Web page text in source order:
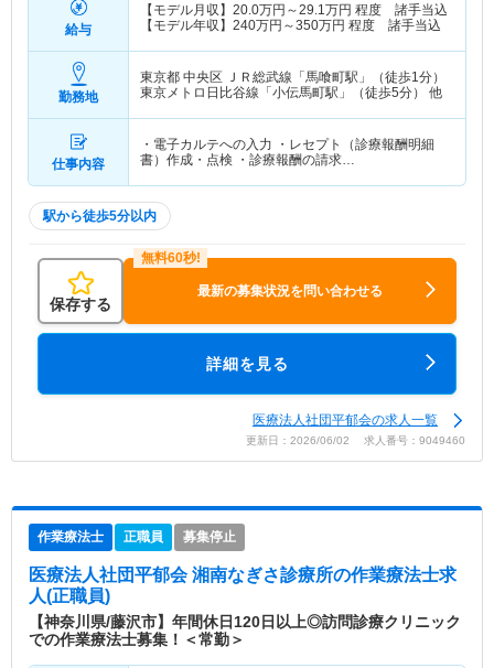
給与
【モデル月収】 20.0万円～29.1 万円 程度 諸手当込
【モデル年収】 240万円～350万円 程度 諸手当込
勤務地
東京都 中央区
ＪＲ総武線「馬喰町駅」（徒歩1分）
東京メトロ日比谷線「小伝馬町駅」（徒歩5分） 他
仕事内容
・電子カルテへの入力 ・レセプト（診療報酬明細
書）作成・点検 ・診療報酬の請求…
駅から徒歩5分以内
保存する
最新の募集状況を問い合わせる
詳細を見る
医療法人社団平郁会の求人一覧
更新日：2026/06/02 求人番号：9049460
作業療法士 正職員 募集停止
医療法人社団平郁会 湘南なぎさ診療所の作業療法士求
人(正職員)
【神奈川県/藤沢市】年間休日120日以上◎訪問診療クリニック
での作業療法士募集！＜常勤＞